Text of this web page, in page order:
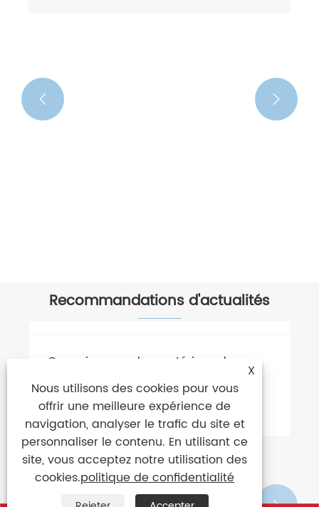
 
Recommandations d'actualités
X
Nous utilisons des cookies pour vous
offrir une meilleure expérience de
navigation, analyser le trafic du site et
personnaliser le contenu. En utilisant ce
site, vous acceptez notre utilisation des
cookies.politique de confidentialité